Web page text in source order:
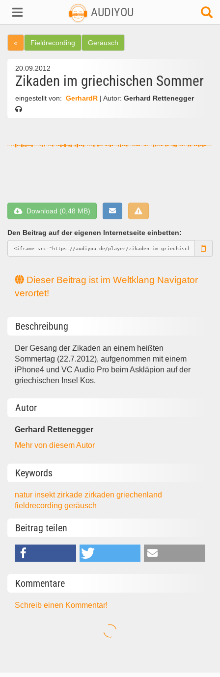
AUDIYOU
« Fieldrecording Geräusch
20.09.2012
Zikaden im griechischen Sommer
eingestellt von: GerhardR | Autor: Gerhard Rettenegger
Download (0,48 MB)
Den Beitrag auf der eigenen Internetseite einbetten:
Dieser Beitrag ist im Weltklang Navigator
verortet!
Beschreibung
Der Gesang der Zikaden an einem heißten
Sommertag (22.7.2012), aufgenommen mit einem
iPhone4 und VC Audio Pro beim Askläpion auf der
griechischen Insel Kos.
Autor
Gerhard Rettenegger
Mehr von diesem Autor
Keywords
natur insektzirkadezirkadengriechenland
fieldrecordinggeräusch
Beitrag teilen
Kommentare
Schreib einen Kommentar!